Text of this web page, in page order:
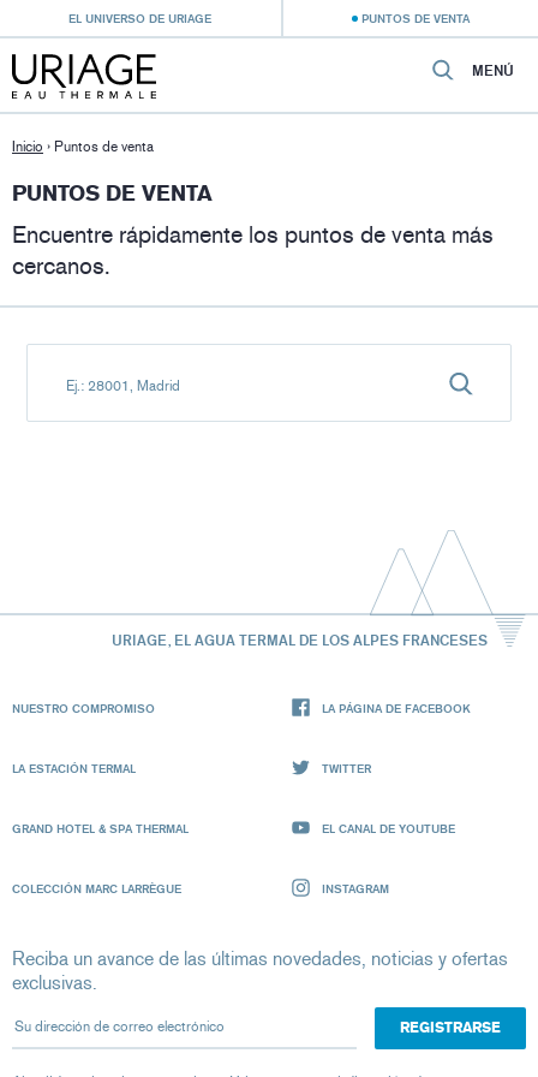
EL UNIVERSO DE URIAGE PUNTOS DE VENTA
MENÚ
Inicio › Puntos de venta
PUNTOS DE VENTA
Encuentre rápidamente los puntos de venta más
cercanos.
URIAGE, EL AGUA TERMAL DE LOS ALPES FRANCESES
NUESTRO COMPROMISO
LA ESTACIÓN TERMAL
GRAND HOTEL & SPA THERMAL
COLECCIÓN MARC LARRÈGUE
LA PÁGINA DE FACEBOOK
TWITTER
EL CANAL DE YOUTUBE
INSTAGRAM
Reciba un avance de las últimas novedades, noticias y ofertas
exclusivas.
Su dirección de correo electrónico